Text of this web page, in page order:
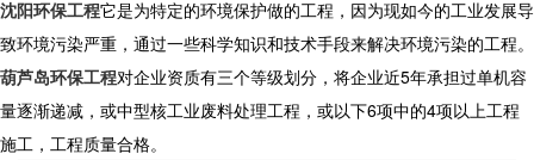
沈阳环保工程它是为特定的环境保护做的工程，因为现如今的工业发展导
致环境污染严重，通过一些科学知识和技术手段来解决环境污染的工程。
葫芦岛环保工程对企业资质有三个等级划分，将企业近5年承担过单机容
量逐渐递减，或中型核工业废料处理工程，或以下6项中的4项以上工程
施工，工程质量合格。